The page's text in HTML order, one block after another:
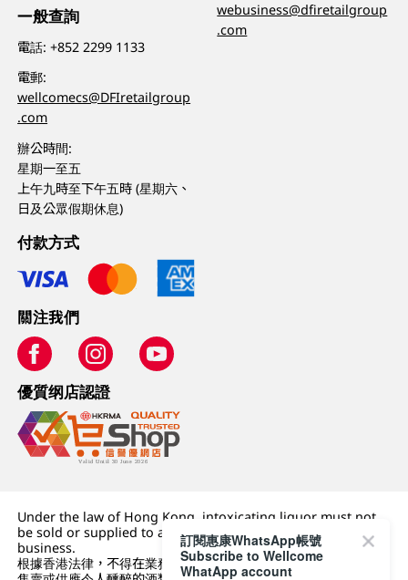
一般查詢
電話:+852 2299 1133
電郵:
wellcomecs@DFIretailgroup
.com
辦公時間:
星期一至五
上午九時至下午五時 (星期六、
日及公眾假期休息)
webusiness@dfiretailgroup
.com
付款方式
關注我們
優質纲店認證
Under the law of Hong Kong, intoxicating liquor must not
be sold or supplied to a minor (under 18) in the course of
business.
根據香港法律，不得在業務過程中，向未成年人 (18 歲以下人士)
訂閱惠康WhatsApp帳號
Subscribe to Wellcome
WhatApp account